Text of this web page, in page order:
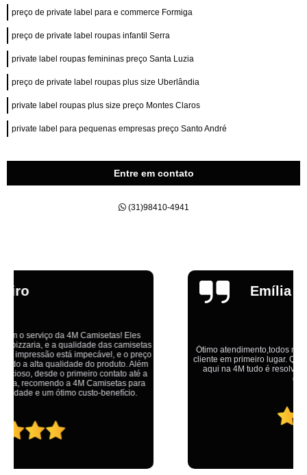
preço de private label para e commerce Formiga
preço de private label roupas infantil Serra
private label roupas femininas preço Santa Luzia
preço de private label roupas plus size Uberlândia
private label roupas plus size preço Montes Claros
private label para pequenas empresas preço Santo André
Entre em contato
(31)98410-4941
Ótimo atendimento,todos muito educados, prestativos e que colocam o
cliente em primeiro lugar. Qualquer lugar tem problemas,isso é fato, mas
aqui na 4M tudo é resolvido com calma e de forma que todos saem
ganhando no final.